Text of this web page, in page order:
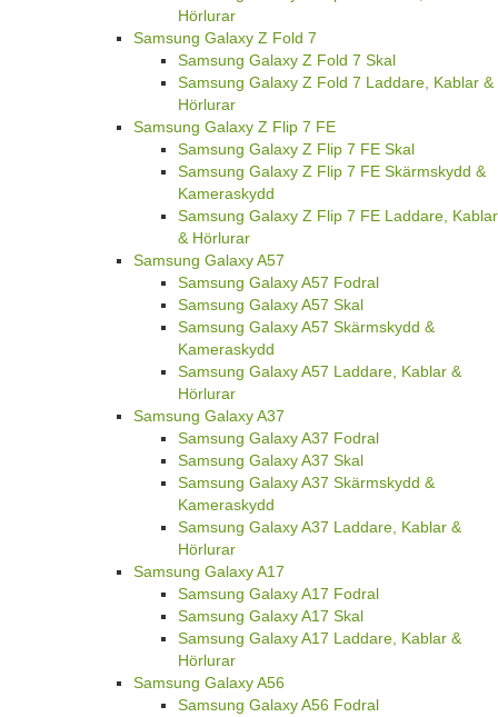
Hörlurar
Samsung Galaxy Z Fold 7
Samsung Galaxy Z Fold 7 Skal
Samsung Galaxy Z Fold 7 Laddare, Kablar &
Hörlurar
Samsung Galaxy Z Flip 7 FE
Samsung Galaxy Z Flip 7 FE Skal
Samsung Galaxy Z Flip 7 FE Skärmskydd &
Kameraskydd
Samsung Galaxy Z Flip 7 FE Laddare, Kablar
& Hörlurar
Samsung Galaxy A57
Samsung Galaxy A57 Fodral
Samsung Galaxy A57 Skal
Samsung Galaxy A57 Skärmskydd &
Kameraskydd
Samsung Galaxy A57 Laddare, Kablar &
Hörlurar
Samsung Galaxy A37
Samsung Galaxy A37 Fodral
Samsung Galaxy A37 Skal
Samsung Galaxy A37 Skärmskydd &
Kameraskydd
Samsung Galaxy A37 Laddare, Kablar &
Hörlurar
Samsung Galaxy A17
Samsung Galaxy A17 Fodral
Samsung Galaxy A17 Skal
Samsung Galaxy A17 Laddare, Kablar &
Hörlurar
Samsung Galaxy A56
Samsung Galaxy A56 Fodral